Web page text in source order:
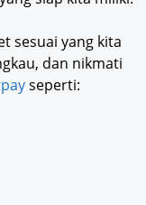
sesuai yang kita
dan nikmati
seperti: